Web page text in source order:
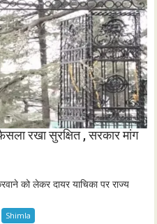
रखा सुरक्षित , सरकार मांग
को लेकर दायर याचिका पर राज्य
Shimla